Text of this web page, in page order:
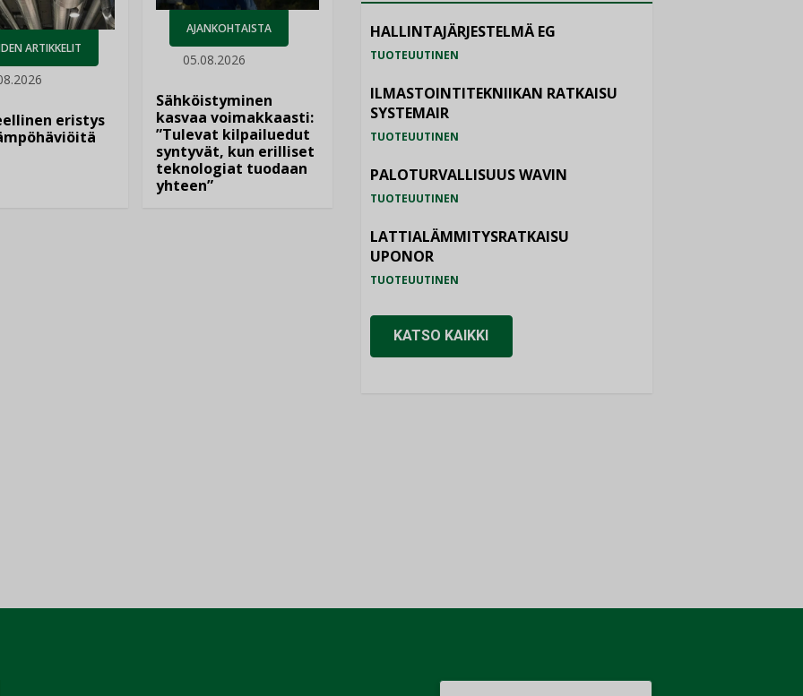
ARTIKKELIT
eristys
AJANKOHTAISTA
05.08.2026
Sähköistyminen
kasvaa voimakkaasti:
”Tulevat kilpailuedut
syntyvät, kun erilliset
teknologiat tuodaan
yhteen”
HALLINTAJÄRJESTELMÄ EG
TUOTEUUTINEN
ILMASTOINTITEKNIIKAN RATKAISU
SYSTEMAIR
TUOTEUUTINEN
PALOTURVALLISUUS WAVIN
TUOTEUUTINEN
LATTIALÄMMITYSRATKAISU
UPONOR
TUOTEUUTINEN
KATSO KAIKKI